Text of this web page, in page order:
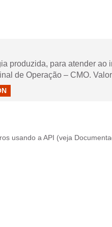
produzida, para atender ao
de Operação – CMO.
usando a API (veja